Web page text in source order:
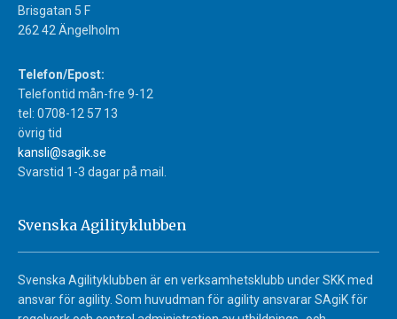
Brisgatan 5 F
262 42 Ängelholm
Telefon/Epost:
Telefontid mån-fre 9-12
tel: 0708-12 57 13
övrig tid
kansli@sagik.se
Svarstid 1-3 dagar på mail.
Svenska Agilityklubben
Svenska Agilityklubben är en verksamhetsklubb under SKK med
ansvar för agility. Som huvudman för agility ansvarar SAgiK för